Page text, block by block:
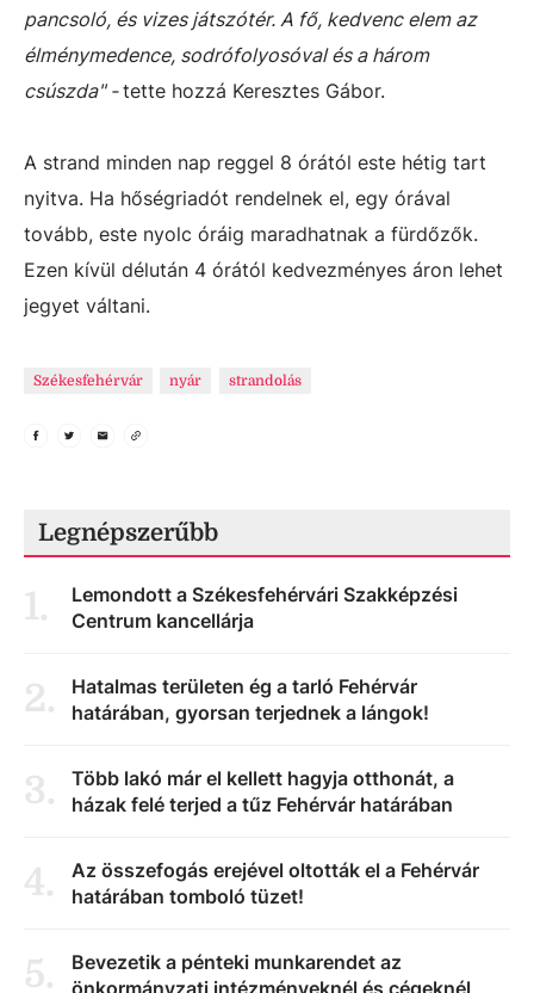
pancsoló, és vizes játszótér. A fő, kedvenc elem az
élménymedence, sodrófolyosóval és a három
csúszda" -tette hozzá Keresztes Gábor.
A strand minden nap reggel 8 órától este hétig tart
nyitva. Ha hőségriadót rendelnek el, egy órával
tovább, este nyolc óráig maradhatnak a fürdőzők.
Ezen kívül délután 4 órától kedvezményes áron lehet
jegyet váltani.
Székesfehérvár nyár strandolás
Legnépszerűbb
1.
Lemondott a Székesfehérvári Szakképzési
Centrum kancellárja
2.
Hatalmas területen ég a tarló Fehérvár
határában, gyorsan terjednek a lángok!
3.
Több lakó már el kellett hagyja otthonát, a
házak felé terjed a tűz Fehérvár határában
4.
Az összefogás erejével oltották el a Fehérvár
határában tomboló tüzet!
5.
Bevezetik a pénteki munkarendet az